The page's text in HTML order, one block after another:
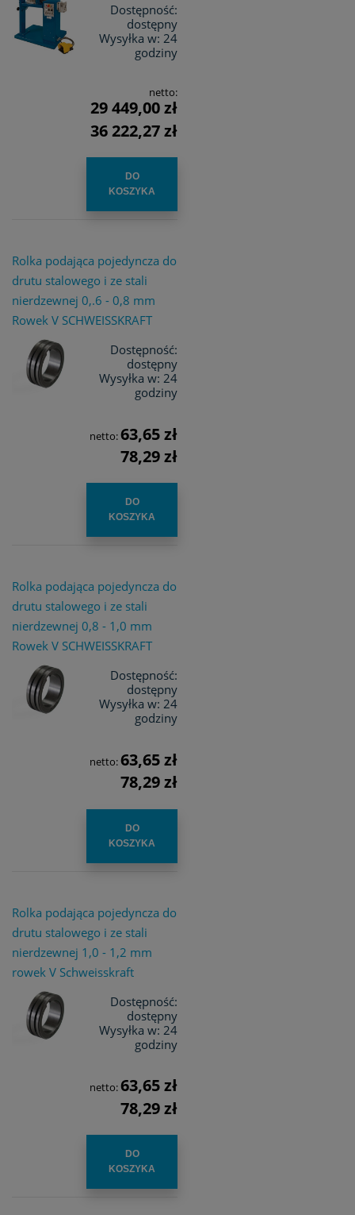
Dostępność:
dostępny
Wysyłka w: 24
godziny
netto:
29 449,00 zł
36 222,27 zł
DO
KOSZYKA
Rolka podająca pojedyncza do
drutu stalowego i ze stali
nierdzewnej 0,.6 - 0,8 mm
Rowek V SCHWEISSKRAFT
Dostępność:
dostępny
Wysyłka w: 24
godziny
netto:63,65 zł
78,29 zł
DO
KOSZYKA
Rolka podająca pojedyncza do
drutu stalowego i ze stali
nierdzewnej 0,8 - 1,0 mm
Rowek V SCHWEISSKRAFT
Dostępność:
dostępny
Wysyłka w: 24
godziny
netto:63,65 zł
78,29 zł
DO
KOSZYKA
Rolka podająca pojedyncza do
drutu stalowego i ze stali
nierdzewnej 1,0 - 1,2 mm
rowek V Schweisskraft
Dostępność:
dostępny
Wysyłka w: 24
godziny
netto:63,65 zł
78,29 zł
DO
KOSZYKA